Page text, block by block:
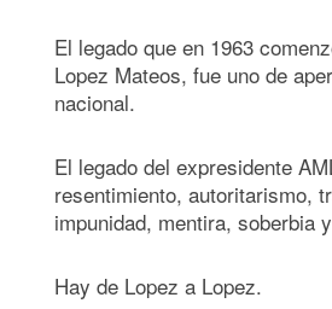
El legado que en 1963
Lopez Mateos, fue uno de
nacional.
El legado del expresidente
resentimiento, autoritarismo,
impunidad, mentira, soberbia
Hay de Lopez a Lopez.